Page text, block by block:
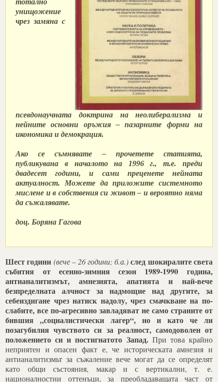
тотално
унищожение
чрез замяна с
псевдонаучната доктрина на неолиберализма и
нейните основни оръжия – пазарните форми на
икономика и демокрация.
Ако се съмнявате – прочетете статията,
публикувана в началото на 1996 г., т.е. преди
двадесет години, и сами преценете нейната
актуалност. Можете да приложите системното
мислене и в собствения си живот – и вероятно няма
да съжалявате.
доц. Боряна Гагова
Шест години (вече – 26 години;б.а.) след шокиралите света
събития от есенно-зимния сезон 1989-1990 година,
антианалитизмът, амнезията, апатията и най-вече
безпределната алчност за надмощие над другите, за
себеиздигане чрез натиск надолу, чрез смачкване на по-
слабите, все по-агресивно завладяват не само страните от
бившия „социалистически лагер“, но и като че ли
позагубилия чувството си за реалност, самодоволен от
положението си и постигнатото Запад.При това крайно
неприятен и опасен факт е, че историческата амнезия и
антианалитизмьт за съжаление вече могат да се определят
като общи състояния, макар и с вертикални, т. е.
националностни оттенъци, за преобладаващата част от